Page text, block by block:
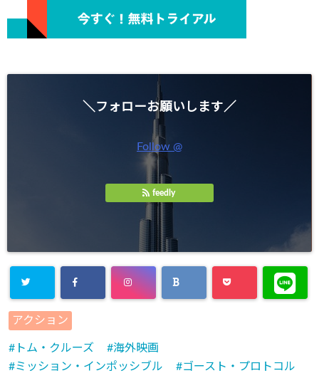
＼フォローお願いします／
Follow @
feedly
Undefined
array key
アクション
トム・クルーズ
海外映画
ミッション・インポッシブル
ゴースト・プロトコル